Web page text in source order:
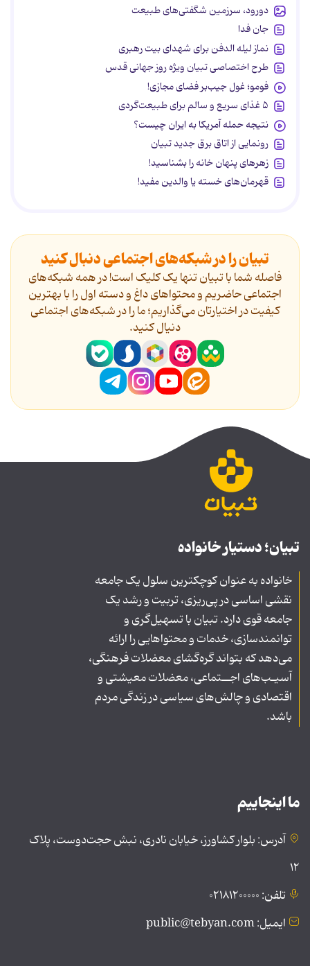
دورود، سرزمین شگفتی‌های طبیعت
جان فدا
نماز لیله الدفن برای شهدای بیت رهبری
طرح اختصاصی تبیان ویژه روز جهانی قدس
فومو؛ غول جیب‌بر فضای مجازی!
۵ غذای سریع و سالم برای طبیعت‌گردی
نتیجه حمله آمریکا به ایران چیست؟
رونمایی از اتاق برق جدید تبیان
زهرهای پنهان خانه را بشناسید!
قهرمان‌های خسته یا والدین مفید!
تبیان را در شبکه‌های اجتماعی دنبال کنید
فاصله شما با تبیان تنها یک کلیک است! در همه شبکه‌های
اجتماعی حاضریم و محتواهای داغ و دسته اول را با بهترین
کیفیت در اختیارتان می‌گذاریم؛ ما را در شبکه‌های اجتماعی
دنیال کنید.
تبیان؛ دستیار خانواده
خانواده به عنوان کوچکترین سلول یک جامعه
نقشی اساسی در پی‌ریزی، تربیت و رشد یک
جامعه قوی دارد. تبیان با تسهیل‌گری و
توانمندسازی، خدمات و محتواهایی را ارائه
می‌دهد که بتواند گره‌گشای معضلات فرهنگی،
آسیـب‌های اجــتماعی، معضلات معیشتی و
اقتصادی و چالش‌های سیاسی در زندگی مردم
باشد.
ما اینجاییم
آدرس: بلوار کشاورز، خیابان نادری، نبش حجت‌دوست، پلاک
۱۲
تلفن: ۰۲۱۸۱۲۰۰۰۰۰
ایمیل: public@tebyan.com